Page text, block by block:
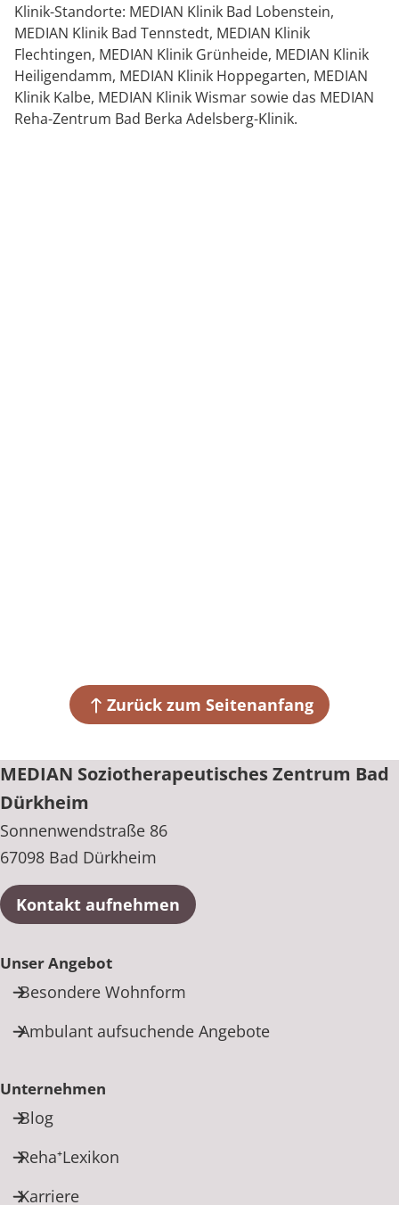
Klinik-Standorte: MEDIAN Klinik Bad Lobenstein,
MEDIAN Klinik Bad Tennstedt, MEDIAN Klinik
Flechtingen, MEDIAN Klinik Grünheide, MEDIAN Klinik
Heiligendamm, MEDIAN Klinik Hoppegarten, MEDIAN
Klinik Kalbe, MEDIAN Klinik Wismar sowie das MEDIAN
Reha-Zentrum Bad Berka Adelsberg-Klinik.
Zurück zum Seitenanfang
MEDIAN Soziotherapeutisches Zentrum Bad
Dürkheim
Sonnenwendstraße 86
67098 Bad Dürkheim
Kontakt aufnehmen
Unser Angebot
Besondere Wohnform
Ambulant aufsuchende Angebote
Unternehmen
Blog
Reha⁺Lexikon
Karriere